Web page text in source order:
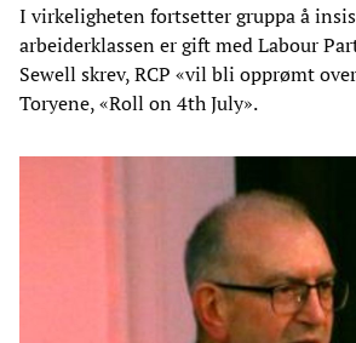
I virkeligheten fortsetter gruppa å
arbeiderklassen er gift med Labour
Sewell skrev, RCP «vil bli opprømt
Toryene, «Roll on 4th July».